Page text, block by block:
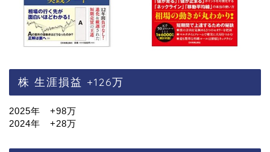
株 生涯損益 +126万
2025年 +98万
2024年 +28万